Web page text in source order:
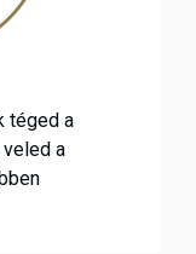
téged a
a